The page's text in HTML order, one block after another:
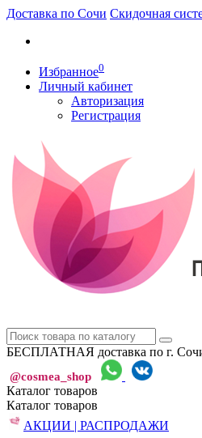
Доставка по Сочи Скидочная
Избранное0
Личный кабинет
Авторизация
Регистрация
БЕСПЛАТНАЯ доставка по г.
@cosmea_shop
Каталог товаров
Каталог товаров
АКЦИИ | РАСПРОДАЖИ